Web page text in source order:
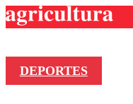
DEPORTES